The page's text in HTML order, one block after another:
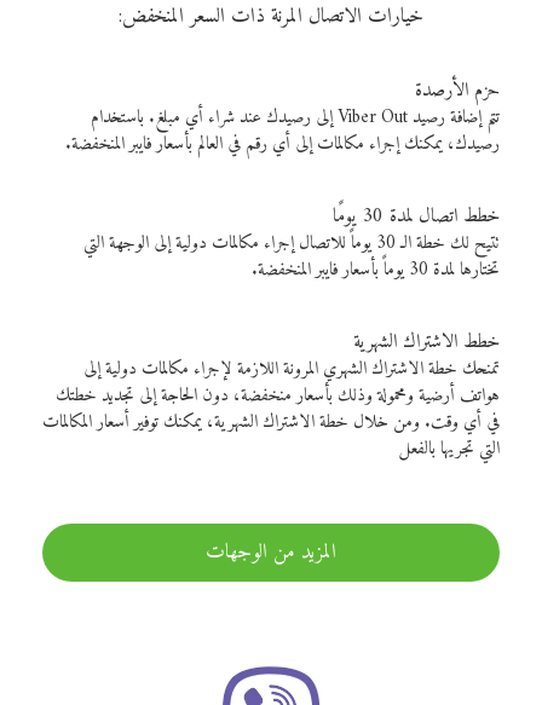
خيارات الاتصال المرنة ذات السعر المنخفض:
حزم الأرصدة
تتم إضافة رصيد Viber Out إلى رصيدك عند شراء أي مبلغ. باستخدام
رصيدك، يمكنك إجراء مكالمات إلى أي رقم في العالم بأسعار فايبر المنخفضة.
خطط اتصال لمدة 30 يومًا
تتيح لك خطة الـ 30 يوماً للاتصال إجراء مكالمات دولية إلى الوجهة التي
تختارها لمدة 30 يوماً بأسعار فايبر المنخفضة.
خطط الاشتراك الشهرية
تمنحك خطة الاشتراك الشهري المرونة اللازمة لإجراء مكالمات دولية إلى
هواتف أرضية ومحمولة وذلك بأسعار منخفضة، دون الحاجة إلى تجديد خطتك
في أي وقت. ومن خلال خطة الاشتراك الشهرية، يمكنك توفير أسعار المكالمات
التي تجريها بالفعل
المزيد من الوجهات